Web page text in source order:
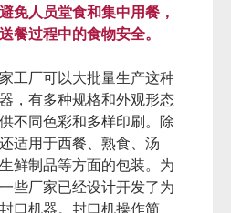
免人员堂食和集中用餐，
餐过程中的食物安全。
工厂可以大批量生产这种
，有多种规格和外观形态
不同色彩和多样印刷。除
适用于西餐、熟食、汤
鲜制品等方面的包装。为
些厂家已经设计开发了为
口机器。封口机操作简